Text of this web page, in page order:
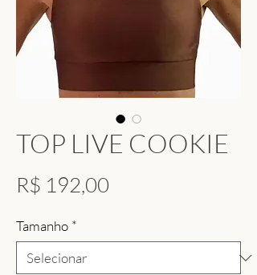
TOP LIVE COOKIE
R$ 192,00
Tamanho *